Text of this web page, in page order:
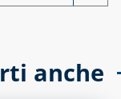
anche